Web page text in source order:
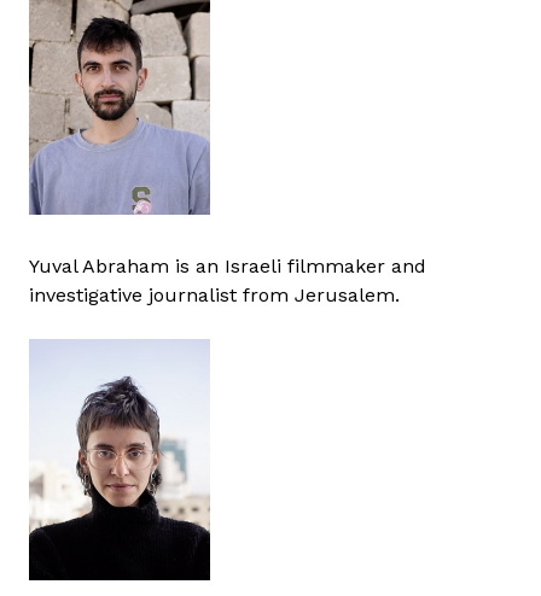
Yuval Abraham is an Israeli filmmaker and
investigative journalist from Jerusalem.